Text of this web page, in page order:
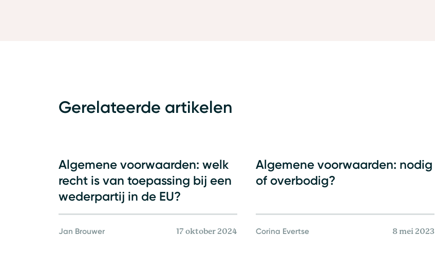
Gerelateerde artikelen
Algemene voorwaarden: welk
recht is van toepassing bij een
wederpartij in de EU?
Jan Brouwer 17 oktober 2024
Algemene voorwaarden: nodig
of overbodig?
Corina Evertse 8 mei 2023